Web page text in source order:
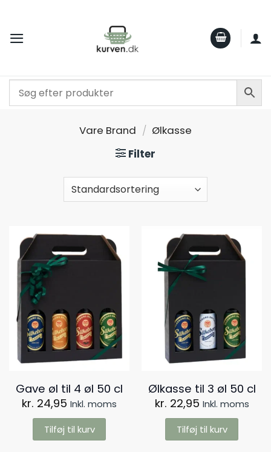
indhold
Vare Brand / Ølkasse
Filter
Gave øl til 4 øl 50 cl
kr. 24,95 Inkl. moms
Tilføj til kurv
Ølkasse til 3 øl 50 cl
kr. 22,95 Inkl. moms
Tilføj til kurv